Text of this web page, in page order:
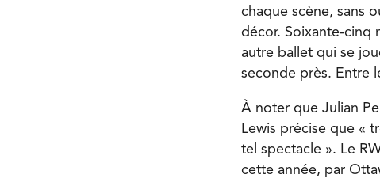
chaque scène, sans
décor. Soixante-cinq
autre ballet qui se
seconde près. Entre
À noter que Julian
Lewis précise que «
tel spectacle ». Le
cette année, par